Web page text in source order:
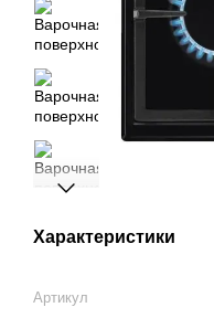
Характеристики
Артикул